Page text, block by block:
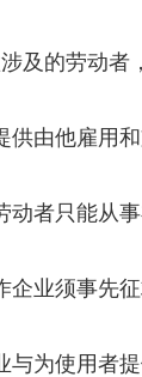
及的劳动者
供由他雇用
动者只能从
企业须事先
与为使用者